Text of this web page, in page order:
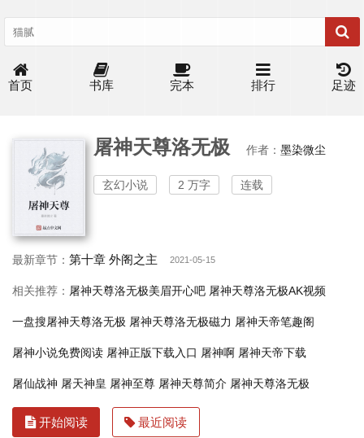
首页 书库 完本 排行 足迹
屠神天尊洛无极 作者： 墨染微尘
玄幻小说 2 万字 连载
最新章节： 第十章 外阁之主 2021-05-15
相关推荐： 屠神天尊洛无极美眉开心吧 屠神天尊洛无极AK视频
一盘搜屠神天尊洛无极 屠神天尊洛无极磁力 屠神天帝笔趣阁
屠神小说免费阅读 屠神正版下载入口 屠神啊 屠神天帝下载
屠仙战神 屠天神皇 屠神至尊 屠神天尊简介 屠神天尊洛无极
开始阅读 最近阅读